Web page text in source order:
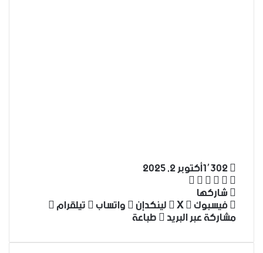
أكتوبر 2, 2025فيسبوك
‫Xلينكدإنواتساب
تيلقرام
شاركها
فيسبوك ‫X لينكدإن واتساب تيلقرام مشاركة عبر البريد طباعة